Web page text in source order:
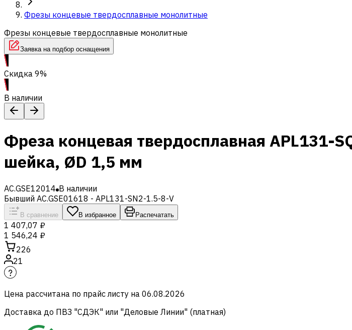
Фрезы концевые твердосплавные монолитные
Фрезы концевые твердосплавные монолитные
Заявка на подбор оснащения
Скидка 9%
В наличии
Фреза концевая твердосплавная APL131-
шейка, ØD 1,5 мм
AC.GSE12014 В наличии
Бывший AC.GSE01618 - APL131-SN2-1.5-8-V
В сравнение В избранное Распечатать
1 407,07 ₽
1 546,24 ₽
226
21
Цена рассчитана по прайс листу на 06.08.2026
Доставка до ПВЗ "СДЭК" или "Деловые Линии" (платная)